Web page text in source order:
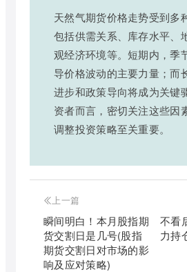
天然气期货价格走势受到多
包括供需关系、库存水平、
观经济环境等。短期内，季
导价格波动的主要力量；而
进步和政策导向将成为关键
资者而言，密切关注这些因
调整投资策略至关重要。
上一篇
瞬间明白！本月股指期
货交割日是几号(股指
期货交割日对市场的影
响及应对策略)
不看
力持